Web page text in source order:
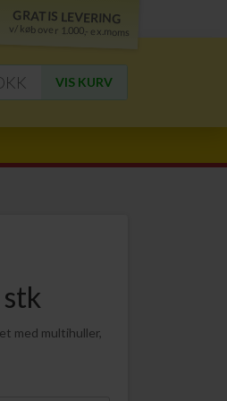
GRATIS LEVERING
v/ køb over 1.000,- ex.moms
VIS KURV
med multihuller,